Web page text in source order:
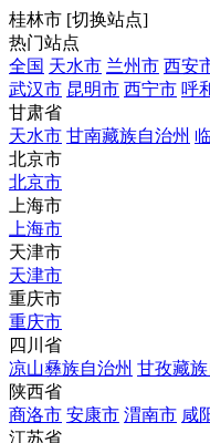
桂林市 [切换站点]
热门站点
全国 天水市 兰州市 西安
武汉市 昆明市 西宁市 呼
甘肃省
天水市 甘南藏族自治州
北京市
北京市
上海市
上海市
天津市
天津市
重庆市
重庆市
四川省
凉山彝族自治州 甘孜藏族
陕西省
商洛市 安康市 渭南市 咸
江苏省